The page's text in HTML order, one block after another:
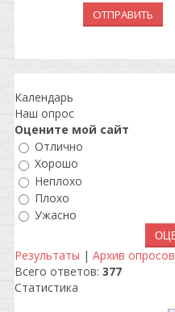
ОТПРАВИТЬ
Календарь
Наш опрос
Оцените мой сайт
Отлично
Хорошо
Неплохо
Плохо
Ужасно
Результаты | Архив опросов
Всего ответов: 377
Статистика